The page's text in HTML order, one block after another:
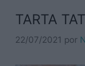
TARTA
22/07/2021 por